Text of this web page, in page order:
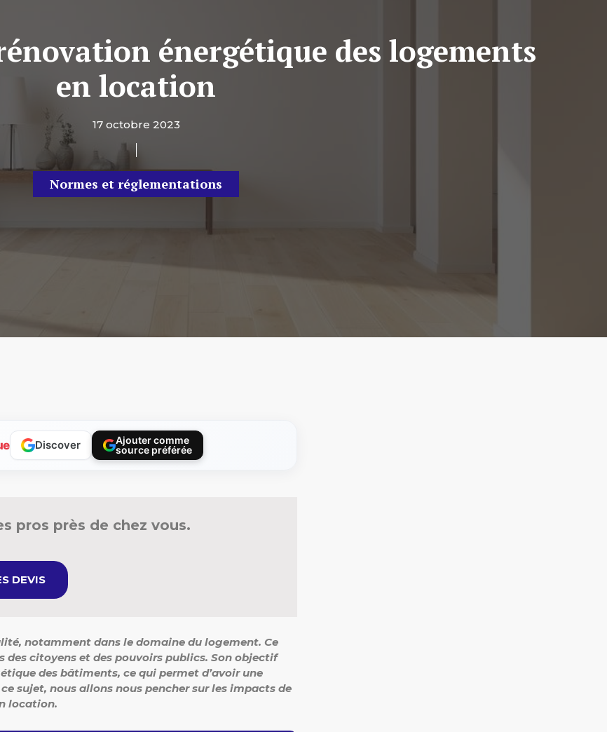
énergétique des logements
en location
17 octobre 2023
Normes et réglementations
Discover
Ajouter comme
source préférée
pros près de chez vous.
DEVIS
notamment dans le domaine du logement. Ce
citoyens et des pouvoirs publics. Son objectif
des bâtiments, ce qui permet d’avoir une
sujet, nous allons nous pencher sur les impacts de
location.